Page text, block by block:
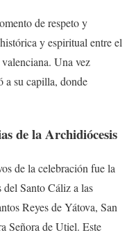
de respeto y
y espiritual entre el
Una vez
a su capilla, donde
de la Archidiócesis
de la celebración fue la
Santo Cáliz a las
Reyes de Yátova, San
Señora de Utiel. Este